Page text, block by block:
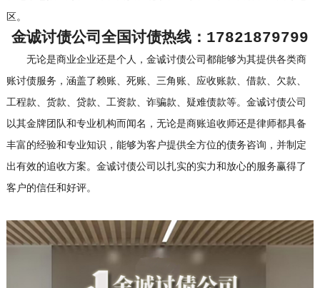
区。
金诚讨债公司全国讨债热线： 17821879799
无论是商业企业还是个人，金诚讨债公司都能够为其提供各类商
账讨债服务，涵盖了赖账、死账、三角账、应收账款、借款、欠款、
工程款、货款、贷款、工资款、诈骗款、疑难债款等。金诚讨债公司
以其金牌团队和专业机构而闻名，无论是商账追收师还是律师都具备
丰富的经验和专业知识，能够为客户提供全方位的债务咨询，并制定
出有效的追收方案。金诚讨债公司以扎实的实力和放心的服务赢得了
客户的信任和好评。